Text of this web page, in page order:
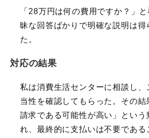
「28万円は何の費用ですか？」
昧な回答ばかりで明確な説明は得
た。
対応の結果
私は消費生活センターに相談し、
当性を確認してもらった。その結
請求である可能性が高い」という
れ、最終的に支払いは不要である